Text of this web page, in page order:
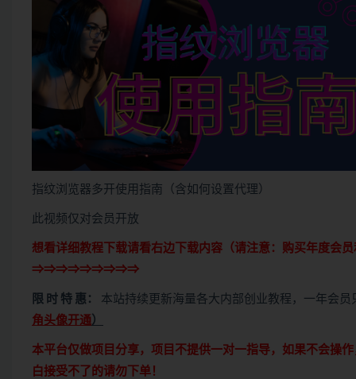
指纹浏览器多开使用指南（含如何设置代理）
此视频仅对会员开放
想看详细教程下载请看右边下载内容（请注意： 购买年度会
⇒⇒⇒⇒⇒⇒⇒⇒⇒
限 时 特 惠： 本站持续更新海量各大内部创业教程，一年会
角头像开通）
本平台仅做项目分享，项目不提供一对一指导，如果不会操
白接受不了的请勿下单！